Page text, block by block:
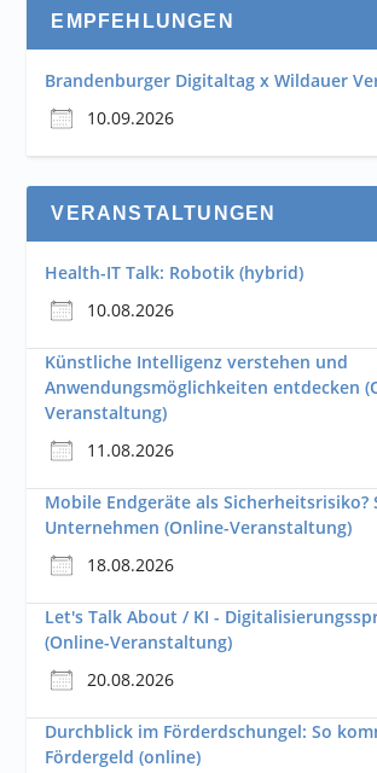
EMPFEHLUNGEN
Brandenburger Digitaltag x Wildauer
10.09.2026
VERANSTALTUNGEN
Health-IT Talk: Robotik (hybrid)
10.08.2026
Künstliche Intelligenz verstehen und
Anwendungsmöglichkeiten entdecken
Veranstaltung)
11.08.2026
Mobile Endgeräte als Sicherheitsrisiko?
Unternehmen (Online-Veranstaltung)
18.08.2026
Let's Talk About / KI -
(Online-Veranstaltung)
20.08.2026
Durchblick im Förderdschungel: So
Fördergeld (online)